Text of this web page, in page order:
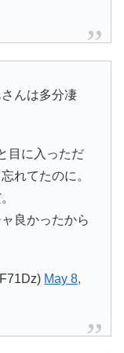
んは多分凄
目に入っただ
れてたのに。
良かったから
May 8,